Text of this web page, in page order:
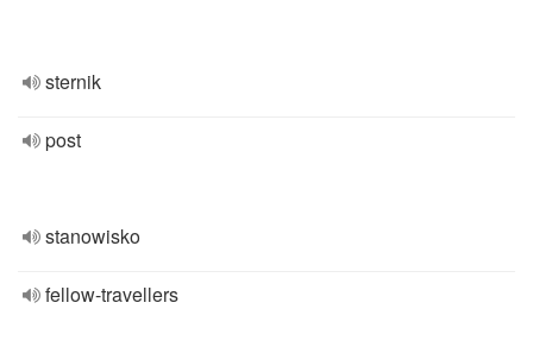
sternik
post
stanowisko
fellow-travellers